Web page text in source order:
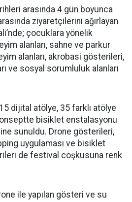
arasında 4 gün boyunca
ziyaretçilerini ağırlayan
çocuklara yönelik
alanları, sahne ve parkur
alanları, akrobasi gösterileri,
ve sosyal sorumluluk alanları
dijital atölye, 35 farklı atölye
bisiklet enstalasyonu
sunuldu. Drone gösterileri,
uygulaması ve bisiklet
de festival coşkusuna renk
ile yapılan gösteri ve su